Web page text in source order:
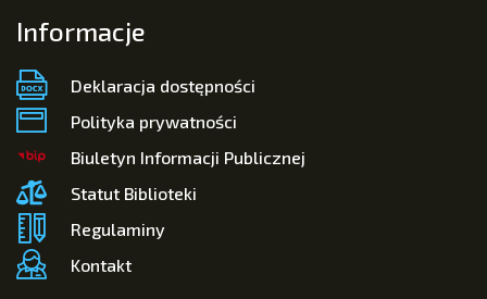
Informacje
Deklaracja dostępności
Polityka prywatności
Biuletyn Informacji Publicznej
Statut Biblioteki
Regulaminy
Kontakt